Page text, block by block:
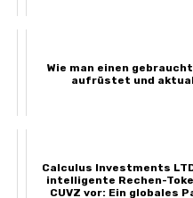
Wie man einen
aufrüstet und
Calculus Investments
intelligente Rechen-
CUVZ vor: Ein globales